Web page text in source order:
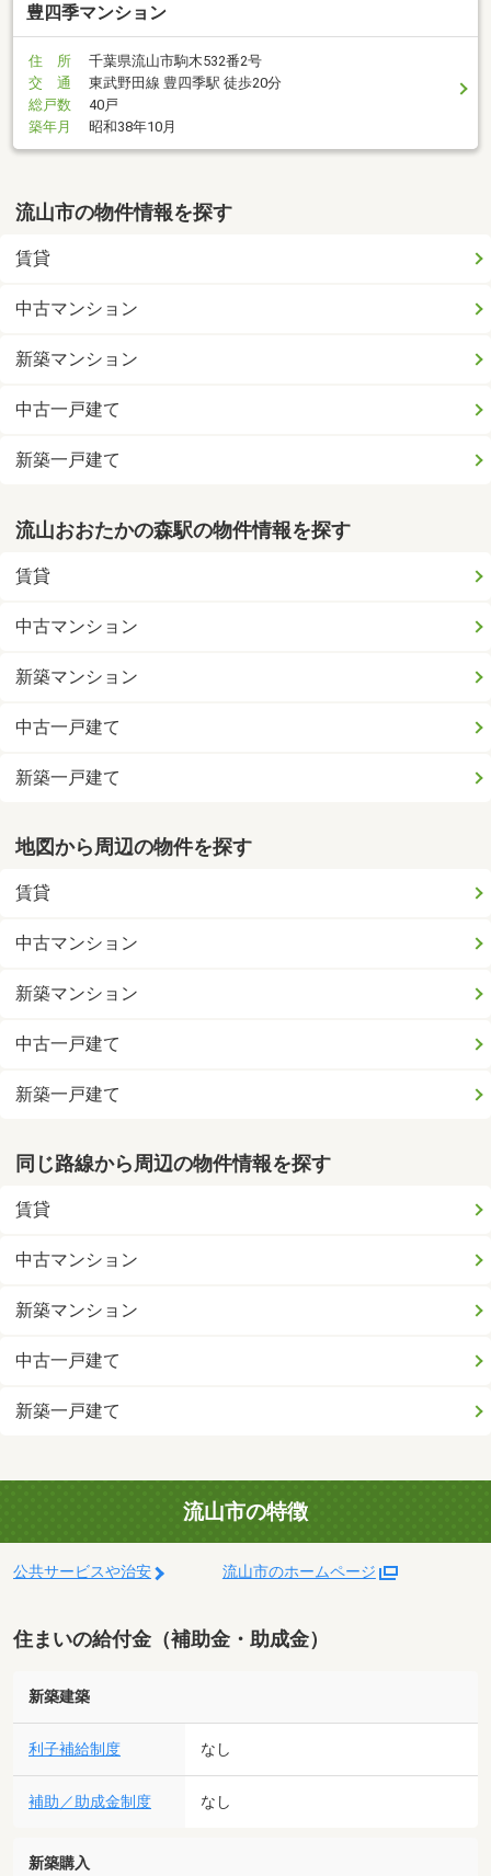
豊四季マンション
住 所
千葉県流山市駒木532番2号
交 通
東武野田線 豊四季駅 徒歩20分
総戸数
40戸
築年月
昭和38年10月
流山市の物件情報を探す
賃貸
中古マンション
新築マンション
中古一戸建て
新築一戸建て
流山おおたかの森駅の物件情報を探す
賃貸
中古マンション
新築マンション
中古一戸建て
新築一戸建て
地図から周辺の物件を探す
賃貸
中古マンション
新築マンション
中古一戸建て
新築一戸建て
同じ路線から周辺の物件情報を探す
賃貸
中古マンション
新築マンション
中古一戸建て
新築一戸建て
流山市の特徴
公共サービスや治安 流山市のホームページ
住まいの給付金（補助金・助成金）
新築建築
利子補給制度 なし
補助／助成金制度 なし
新築購入